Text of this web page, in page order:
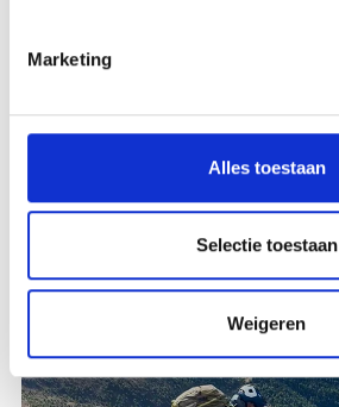
Marketing
Alles toestaan
Selectie toestaan
Weigeren
Prad am Stilfserjoch